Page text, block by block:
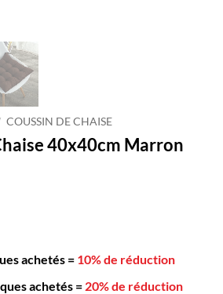
COUSSIN DE CHAISE
40x40cm Marron
achetés = 10% de réduction
achetés = 20% de réduction